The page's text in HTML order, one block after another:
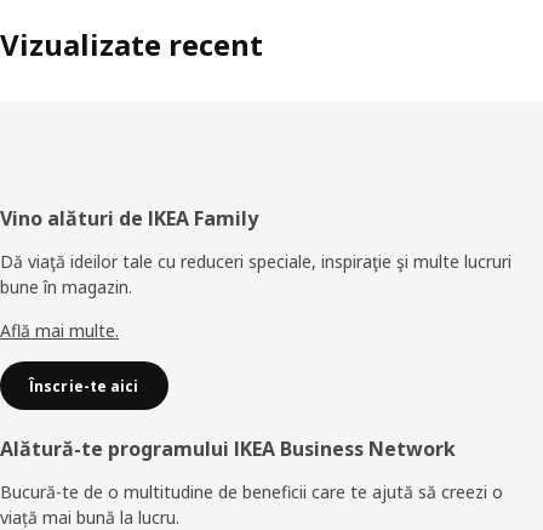
Vizualizate recent
Subsol
Vino alături de IKEA Family
Dă viaţă ideilor tale cu reduceri speciale, inspiraţie şi multe lucruri
bune în magazin.
Află mai multe.
Înscrie-te aici
Alătură-te programului IKEA Business Network
Bucură-te de o multitudine de beneficii care te ajută să creezi o
viață mai bună la lucru.